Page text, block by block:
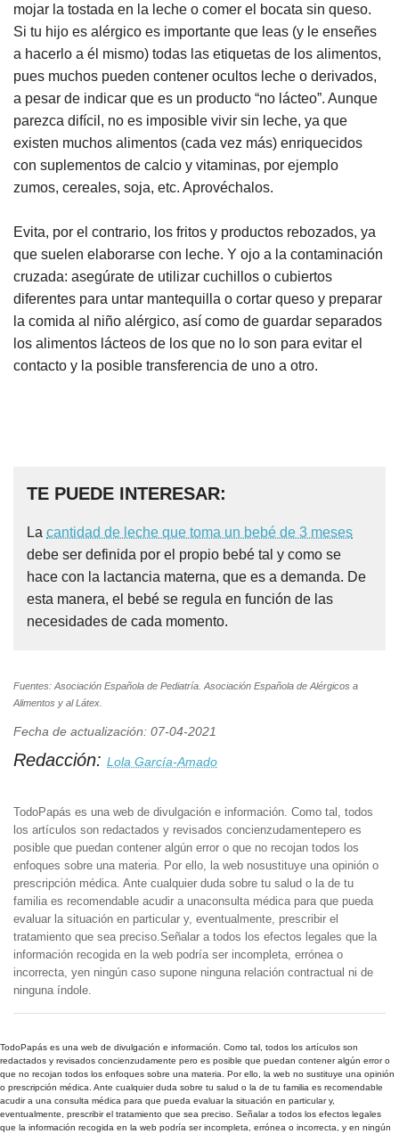
mojar la tostada en la leche o comer el bocata sin queso.
Si tu hijo es alérgico es importante que leas (y le enseñes
a hacerlo a él mismo) todas las etiquetas de los alimentos,
pues muchos pueden contener ocultos leche o derivados,
a pesar de indicar que es un producto “no lácteo”. Aunque
parezca difícil, no es imposible vivir sin leche, ya que
existen muchos alimentos (cada vez más) enriquecidos
con suplementos de calcio y vitaminas, por ejemplo
zumos, cereales, soja, etc. Aprovéchalos.
Evita, por el contrario, los fritos y productos rebozados, ya
que suelen elaborarse con leche. Y ojo a la contaminación
cruzada: asegúrate de utilizar cuchillos o cubiertos
diferentes para untar mantequilla o cortar queso y preparar
la comida al niño alérgico, así como de guardar separados
los alimentos lácteos de los que no lo son para evitar el
contacto y la posible transferencia de uno a otro.
TE PUEDE INTERESAR:
La cantidad de leche que toma un bebé de 3 meses
debe ser definida por el propio bebé tal y como se
hace con la lactancia materna, que es a demanda. De
esta manera, el bebé se regula en función de las
necesidades de cada momento.
Fuentes: Asociación Española de Pediatría. Asociación Española de Alérgicos a
Alimentos y al Látex.
Fecha de actualización: 07-04-2021
Redacción: Lola García-Amado
TodoPapás es una web de divulgación e información. Como tal, todos
los artículos son redactados y revisados concienzudamentepero es
posible que puedan contener algún error o que no recojan todos los
enfoques sobre una materia. Por ello, la web nosustituye una opinión o
prescripción médica. Ante cualquier duda sobre tu salud o la de tu
familia es recomendable acudir a unaconsulta médica para que pueda
evaluar la situación en particular y, eventualmente, prescribir el
tratamiento que sea preciso.Señalar a todos los efectos legales que la
información recogida en la web podría ser incompleta, errónea o
incorrecta, yen ningún caso supone ninguna relación contractual ni de
ninguna índole.
TodoPapás es una web de divulgación e información. Como tal, todos los artículos son
redactados y revisados concienzudamente pero es posible que puedan contener algún error o
que no recojan todos los enfoques sobre una materia. Por ello, la web no sustituye una opinión
o prescripción médica. Ante cualquier duda sobre tu salud o la de tu familia es recomendable
acudir a una consulta médica para que pueda evaluar la situación en particular y,
eventualmente, prescribir el tratamiento que sea preciso. Señalar a todos los efectos legales
que la información recogida en la web podría ser incompleta, errónea o incorrecta, y en ningún